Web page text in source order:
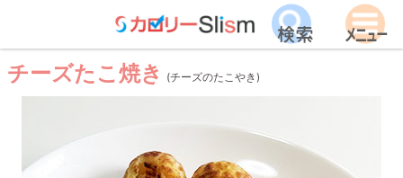
チーズたこ焼き (チーズのたこやき)